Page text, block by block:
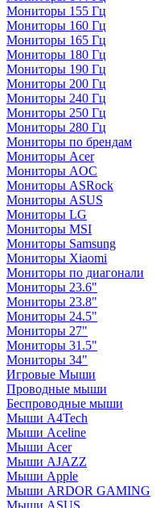
Мониторы 155 Гц
Мониторы 160 Гц
Мониторы 165 Гц
Мониторы 180 Гц
Мониторы 190 Гц
Мониторы 200 Гц
Мониторы 240 Гц
Мониторы 250 Гц
Мониторы 280 Гц
Мониторы по брендам
Мониторы Acer
Мониторы AOC
Мониторы ASRock
Мониторы ASUS
Мониторы LG
Мониторы MSI
Мониторы Samsung
Мониторы Xiaomi
Мониторы по диагонали
Мониторы 23.6"
Мониторы 23.8"
Мониторы 24.5"
Мониторы 27"
Мониторы 31.5"
Мониторы 34"
Игровые Мыши
Проводные мыши
Беспроводные мыши
Мыши A4Tech
Мыши Aceline
Мыши Acer
Мыши AJAZZ
Мыши Apple
Мыши ARDOR GAMING
Мыши ASUS